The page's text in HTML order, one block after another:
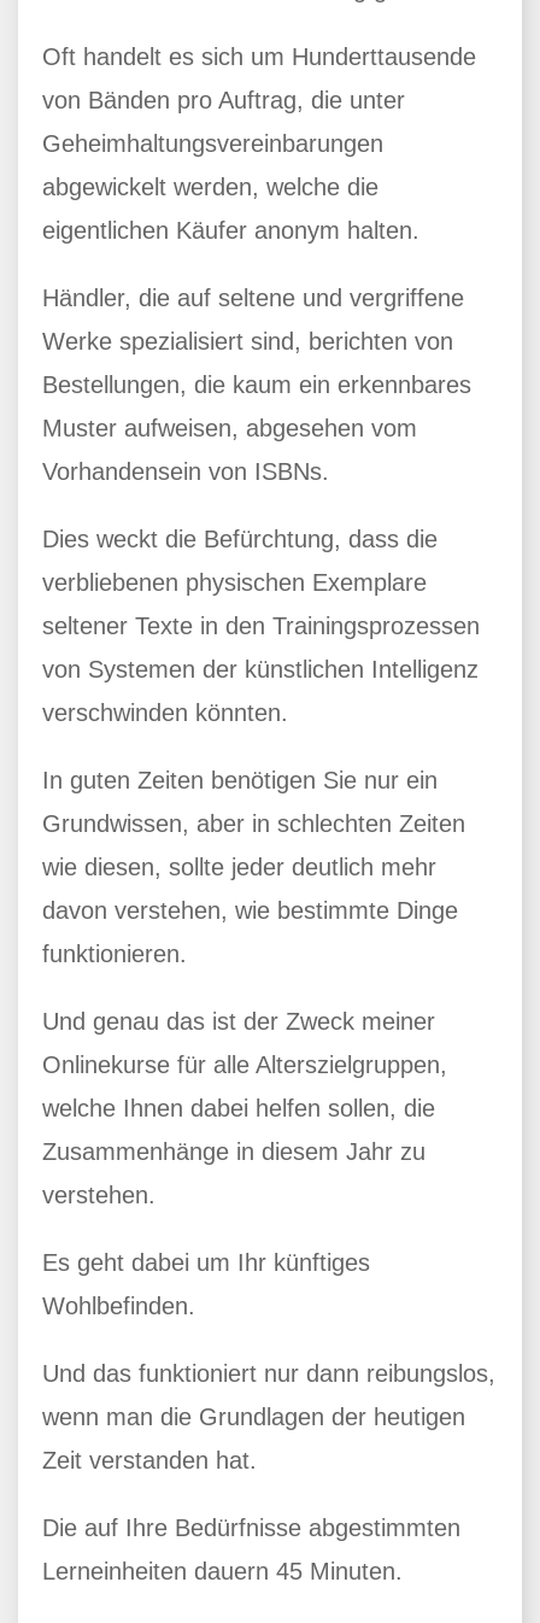
Oft handelt es sich um Hunderttausende
von Bänden pro Auftrag, die unter
Geheimhaltungsvereinbarungen
abgewickelt werden, welche die
eigentlichen Käufer anonym halten.
Händler, die auf seltene und vergriffene
Werke spezialisiert sind, berichten von
Bestellungen, die kaum ein erkennbares
Muster aufweisen, abgesehen vom
Vorhandensein von ISBNs.
Dies weckt die Befürchtung, dass die
verbliebenen physischen Exemplare
seltener Texte in den Trainingsprozessen
von Systemen der künstlichen Intelligenz
verschwinden könnten.
In guten Zeiten benötigen Sie nur ein
Grundwissen, aber in schlechten Zeiten
wie diesen, sollte jeder deutlich mehr
davon verstehen, wie bestimmte Dinge
funktionieren.
Und genau das ist der Zweck meiner
Onlinekurse für alle Alterszielgruppen,
welche Ihnen dabei helfen sollen, die
Zusammenhänge in diesem Jahr zu
verstehen.
Es geht dabei um Ihr künftiges
Wohlbefinden.
Und das funktioniert nur dann reibungslos,
wenn man die Grundlagen der heutigen
Zeit verstanden hat.
Die auf Ihre Bedürfnisse abgestimmten
Lerneinheiten dauern 45 Minuten.